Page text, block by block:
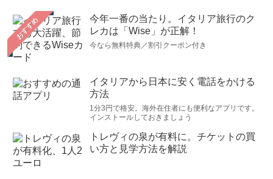
おすすめ
今年一番の当たり。イタリア旅行のク
レカは「Wise」が正解！
今なら無料特典／割引クーポン付き
イタリアから日本に安く電話をかける
方法
1分3円で格安。海外在住者にも便利なアプリです。
インストールしておきましょう
トレヴィの泉が有料に。チケットの買
い方と見学方法を解説